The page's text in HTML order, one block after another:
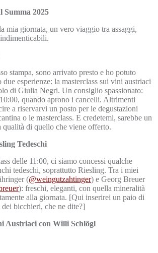
Summa 2025
mia giornata, un vero viaggio tra assaggi,
stampa, sono arrivato presto e ho potuto
esperienze: la masterclass sui vini austriaci
di Giulia Negri. Un consiglio spassionato:
quando aprono i cancelli. Altrimenti
a riservarvi un posto per le degustazioni
o le masterclass. E credetemi, sarebbe un
qualità di quello che viene offerto.
Tedeschi
delle 11:00, ci siamo concessi qualche
tedeschi, soprattutto Riesling. Tra i miei
(@weingutzahtinger) e Georg Breuer
): freschi, eleganti, con quella mineralità
alla giornata. [Qui inserirei un paio di
bicchieri, che ne dite?]
Austriaci con Willi Schlögl